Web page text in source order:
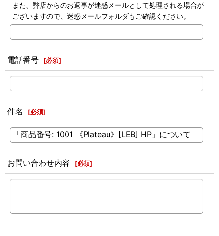
また、弊店からのお返事が迷惑メールとして処理される場合が
ございますので、迷惑メールフォルダもご確認ください。
電話番号 [必須]
件名 [必須]
お問い合わせ内容 [必須]